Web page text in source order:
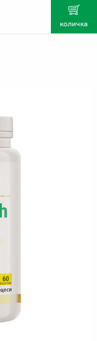
количка